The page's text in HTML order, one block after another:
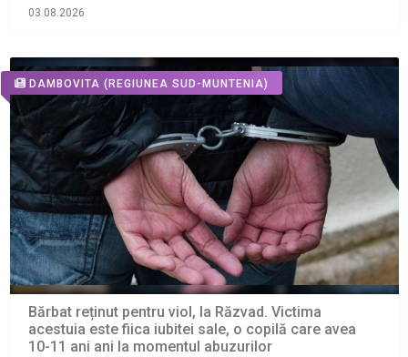
03.08.2026
DAMBOVITA (REGIUNEA SUD-MUNTENIA)
Bărbat reținut pentru viol, la Răzvad. Victima
acestuia este fiica iubitei sale, o copilă care avea
10-11 ani ani la momentul abuzurilor